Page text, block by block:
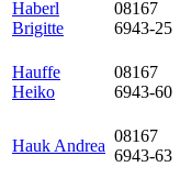
Haberl
Brigitte
08167
6943-25
Hauffe
Heiko
08167
6943-60
Hauk Andrea
08167
6943-63